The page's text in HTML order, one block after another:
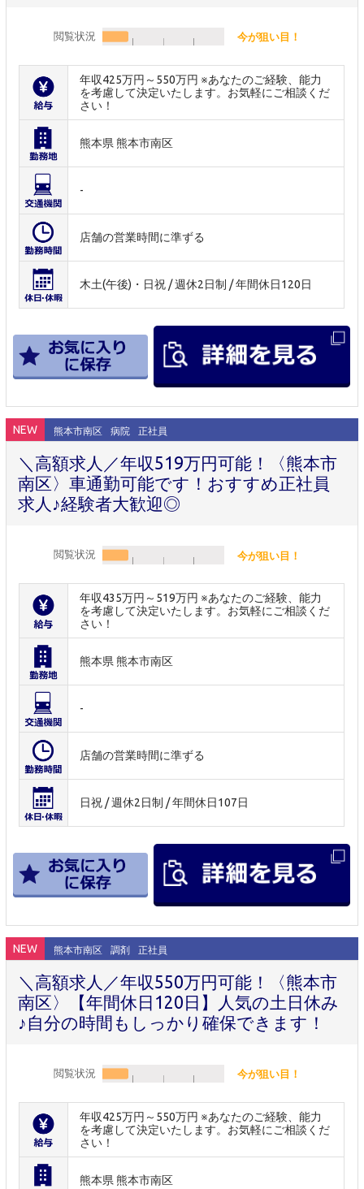
閲覧状況 今が狙い目！
年収425万円～550万円 ※あなたのご経験、能力
を考慮して決定いたします。お気軽にご相談くだ
さい！
熊本県 熊本市南区
-
店舗の営業時間に準ずる
木土(午後)・日祝 / 週休2日制 / 年間休日120日
NEW 熊本市南区 病院 正社員
＼高額求人／年収519万円可能！〈熊本市
南区〉車通勤可能です！おすすめ正社員
求人♪経験者大歓迎◎
閲覧状況 今が狙い目！
年収435万円～519万円 ※あなたのご経験、能力
を考慮して決定いたします。お気軽にご相談くだ
さい！
熊本県 熊本市南区
-
店舗の営業時間に準ずる
日祝 / 週休2日制 / 年間休日107日
NEW 熊本市南区 調剤 正社員
＼高額求人／年収550万円可能！〈熊本市
南区〉【年間休日120日】人気の土日休み
♪自分の時間もしっかり確保できます！
閲覧状況 今が狙い目！
年収425万円～550万円 ※あなたのご経験、能力
を考慮して決定いたします。お気軽にご相談くだ
さい！
熊本県 熊本市南区